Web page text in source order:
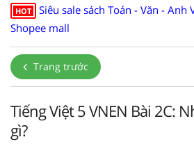
HOT
Siêu sale sách Toán - Văn - Anh
Shopee mall
Trang trước
Tiếng Việt 5 VNEN Bài 2C:
gì?